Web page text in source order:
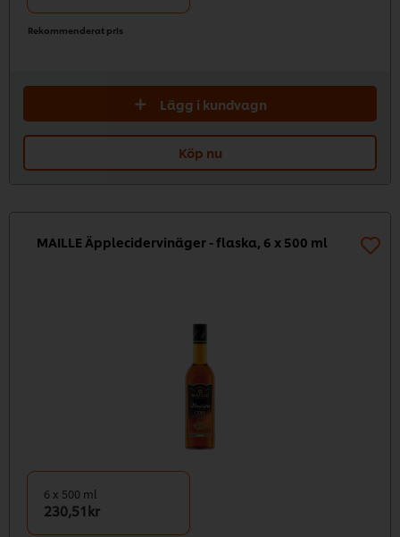
Rekommenderat pris
Lägg i kundvagn
Köp nu
MAILLE Äpplecidervinäger - flaska, 6 x 500 ml
6 x 500 ml
230,51kr